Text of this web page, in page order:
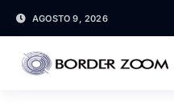
AGOSTO 9, 2026